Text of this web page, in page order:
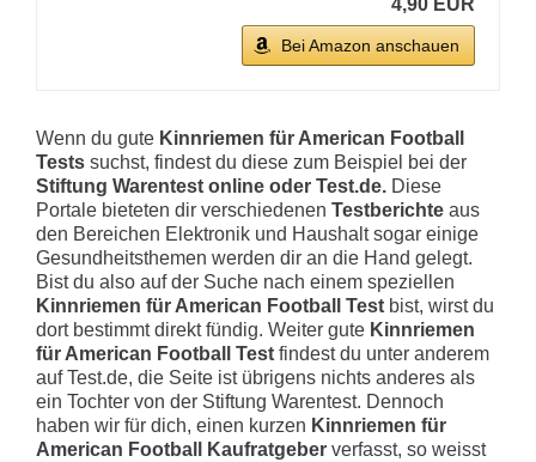
4,90 EUR
Bei Amazon anschauen
Wenn du gute Kinnriemen für American Football
Tests suchst, findest du diese zum Beispiel bei der
Stiftung Warentest online oder Test.de. Diese
Portale bieteten dir verschiedenen Testberichte aus
den Bereichen Elektronik und Haushalt sogar einige
Gesundheitsthemen werden dir an die Hand gelegt.
Bist du also auf der Suche nach einem speziellen
Kinnriemen für American Football Test bist, wirst du
dort bestimmt direkt fündig. Weiter gute Kinnriemen
für American Football Test findest du unter anderem
auf Test.de, die Seite ist übrigens nichts anderes als
ein Tochter von der Stiftung Warentest. Dennoch
haben wir für dich, einen kurzen Kinnriemen für
American Football Kaufratgeber verfasst, so weisst